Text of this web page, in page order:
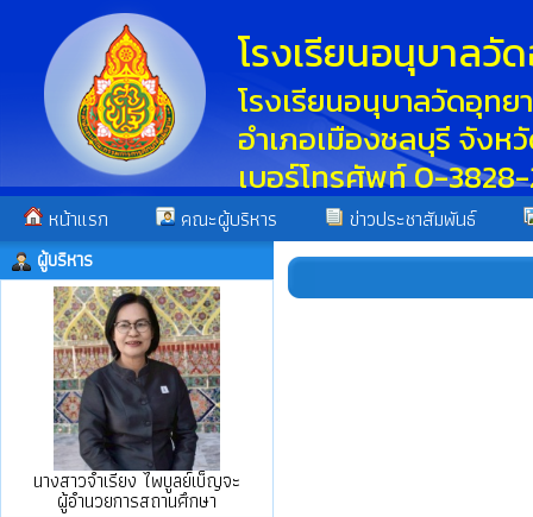
โรงเรียนอนุบาลวั
โรงเรียนอนุบาลวัดอุท
อำเภอเมืองชลบุรี จัง
เบอร์โทรศัพท์ 0-3828-
หน้าแรก คณะผู้บริหาร ข่าวประชาสัมพันธ์
ผู้บริหาร
นางสาวจำเรียง ไพบูลย์เบ็ญจะ
ผู้อำนวยการสถานศึกษา